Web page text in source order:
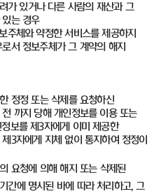
가 있거나 다른 사람의 재산과 그
는 경우
주체와 약정한 서비스를 제공하지
서 정보주체가 그 계약의 해지
정정 또는 삭제를 요청하신
까지 당해 개인정보를 이용 또는
보를 제3자에게 이미 제공한
3자에게 지체 없이 통지하여 정정이
요청에 의해 해지 또는 삭제된
간에 명시된 바에 따라 처리하고, 그